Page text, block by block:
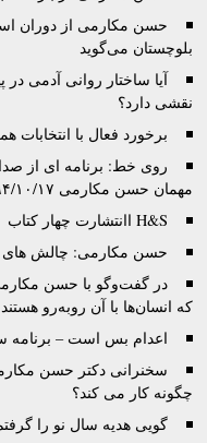
حسن مکارمی از دوران
بلوچستان می‌گوید
آیا ساختار روانی آدمی
نقشی دارد؟
برخورد فعال با انتخابات
روی خط: برنامه ای از
مهمان حسن مکارمی ۱۳۹۴/۱۰/۱۷
H&S اانتشارت چهار کتاب
حسن مکارمی: چالش های
در گفت‌وگو با حسن
که انسان‌ها با آن روبه‌رو هستند
اعدام بس است – برنامه
سخنرانی دکتر حسن
چگونه کار می کند؟
گویی هدیه سال نو را